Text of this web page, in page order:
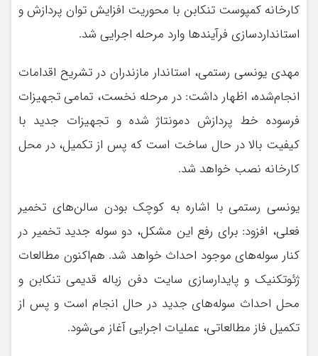
کارخانه کمپوست تنکابن با محوریت افزایش توان پردازش و
استانداردسازی فرآیندها وارد مرحله اجرایی شد. ‎
مهدی یونسی رستمی، استاندار مازندران در تشریح اقدامات
انجام‌شده، اظهار داشت: در مرحله نخست، تمامی تجهیزات
فرسوده خط پردازش دمونتاژ شده و تجهیزات جدید با
کیفیت بالا در حال ساخت است که پس از تکمیل، در محل
کارخانه نصب خواهد شد.
یونسی رستمی با اشاره به کوچک بودن سالن‌های تخمیر
فعلی، افزود: برای رفع این مشکل، دو سوله جدید تخمیر در
کنار سوله‌های موجود احداث خواهد شد. هم‌اکنون مطالعات
ژئوتکنیک و پایدارسازی سایت دفن زباله قدیمی تنکابن و
محل احداث سوله‌های جدید در حال انجام است و پس از
تکمیل فاز مطالعاتی، عملیات اجرایی آغاز می‌شود.